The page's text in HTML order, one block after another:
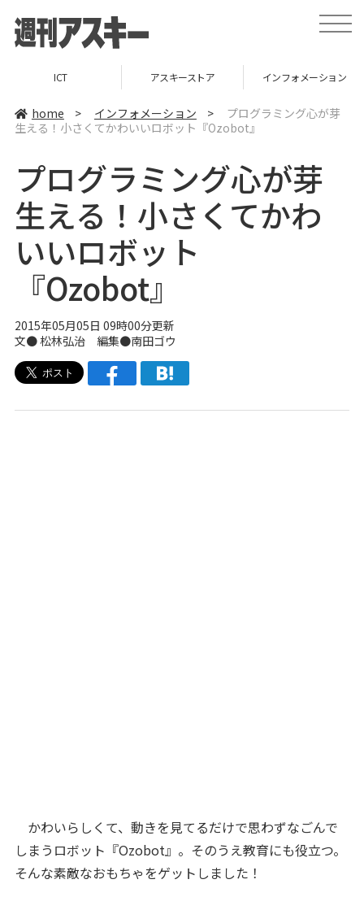
t
o
e
a
v
アスキーストア インフォメーション TOP
home > インフォメーション >
プログラミング心が芽
生える！小さくてかわいいロボット『Ozobot』
プログラミング心が芽
生える！小さくてかわ
いいロボット
『Ozobot』
2015年05月05日 09時00分更新
文●松林弘治編集●南田ゴウ
かわいらしくて、動きを見てるだけで思わずなごんで
しまうロボット『Ozobot』。そのうえ教育にも役立つ。
そんな素敵なおもちゃをゲットしました！